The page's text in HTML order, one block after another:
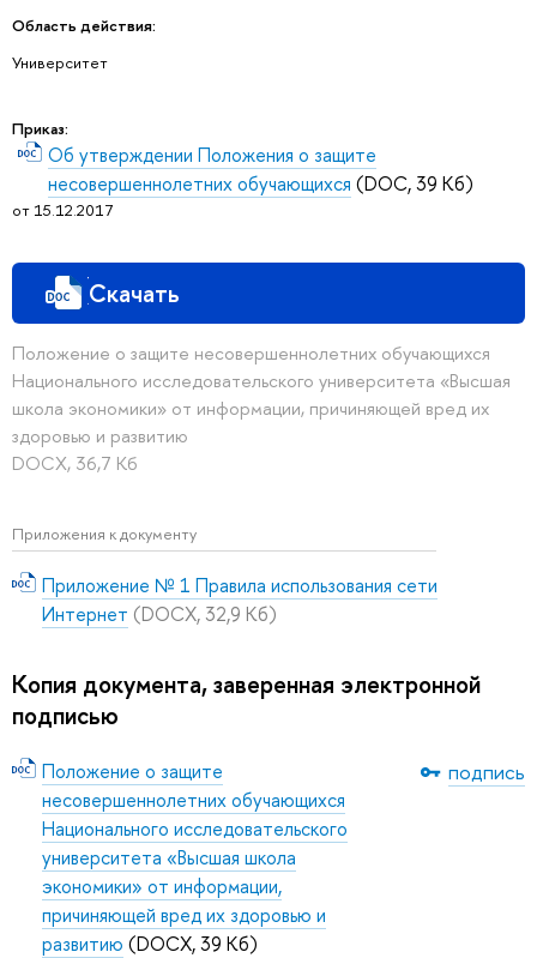
Область действия:
Университет
Приказ:
Об утверждении Положения о защите
несовершеннолетних обучающихся (DOC, 39 Кб)
от 15.12.2017
Скачать
Положение о защите несовершеннолетних обучающихся
Национального исследовательского университета «Высшая
школа экономики» от информации, причиняющей вред их
здоровью и развитию
DOCX, 36,7 Кб
Приложения к документу
Приложение № 1 Правила использования сети
Интернет (DOCX, 32,9 Кб)
Копия документа, заверенная электронной
подписью
Положение о защите
несовершеннолетних обучающихся
Национального исследовательского
университета «Высшая школа
экономики» от информации,
причиняющей вред их здоровью и
развитию (DOCX, 39 Кб)
подпись